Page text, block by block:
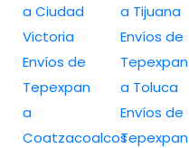
a Ciudad
Victoria
Envíos de
Tepexpan
a
Coatzacoalcos
a Tijuana
Envíos de
Tepexpan
a Toluca
Envíos de
Tepexpan